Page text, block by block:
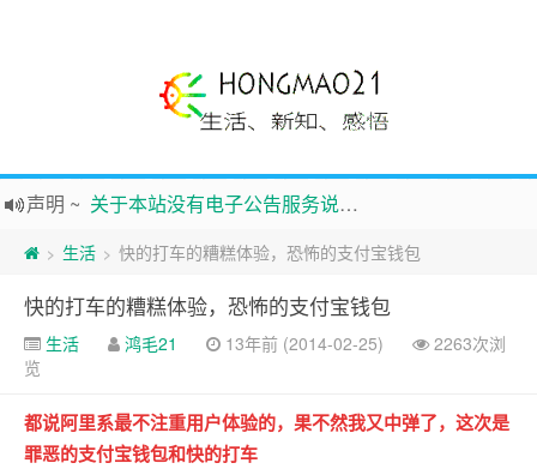
声明 ~ 关于本站没有电子公告服务说明-20180517
践行自由、开放、互 助分享的互联网精神
Hi，本站更换全新主题，欢迎访问，新主题来自云落的GIt，感谢。 -0907
鸿毛21-生活、新知、感悟 hongmao21.com
新的启程
> 生活 > 快的打车的糟糕体验，恐怖的支付宝钱包
快的打车的糟糕体验，恐怖的支付宝钱包
生活 鸿毛21 13年前 (2014-02-25)
2263次浏
览
都说阿里系最不注重用户体验的，果不然我又中弹了，这次是
罪恶的支付宝钱包和快的打车